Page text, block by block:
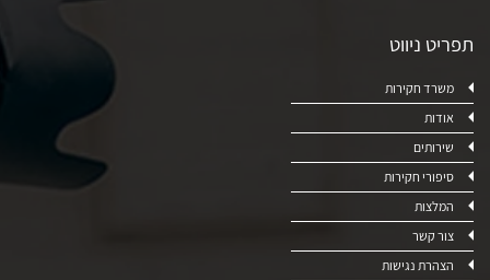
תפריט ניווט
משרד חקירות
אודות
שירותים
סיפורי חקירות
המלצות
צור קשר
הצהרת נגישות